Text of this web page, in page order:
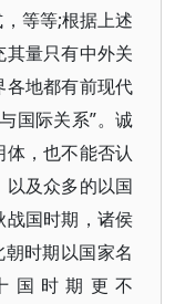
等等;根据上述
量只有中外关
各地都有前现代
国际关系”。诚
，也不能否认
及众多的以国
国时期，诸侯
时期以国家名
国时期更不